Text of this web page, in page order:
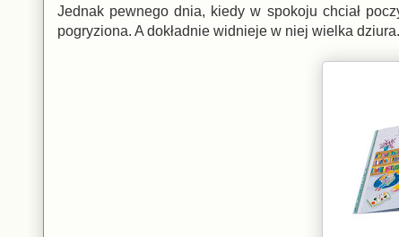
Jednak pewnego dnia, kiedy w spokoju chciał
pogryziona. A dokładnie widnieje w niej wielka dziura.